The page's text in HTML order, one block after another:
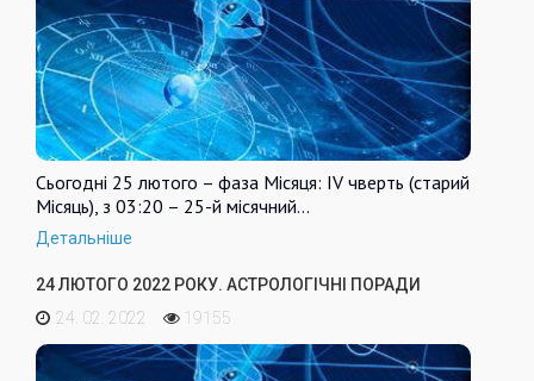
Сьогодні 25 лютого – фаза Місяця: IV чверть (старий
Місяць), з 03:20 – 25-й місячний…
Детальніше
24 ЛЮТОГО 2022 РОКУ. АСТРОЛОГІЧНІ ПОРАДИ
24. 02. 2022
19155